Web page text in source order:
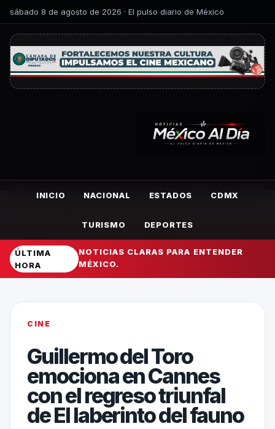
sábado 8 de agosto de 2026 · El pulso diario de México
INICIO NACIONAL ESTADOS CDMX
TURISMO DEPORTES
ÚLTIMA
HORA
NOTICIAS CLARAS PARA ENTENDER
MÉXICO.
CINE
Guillermo del Toro
emociona en Cannes
con el regreso triunfal
de El laberinto del fauno